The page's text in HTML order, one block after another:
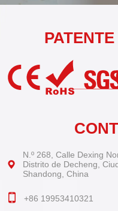
N.º 268, Calle Dexing
Distrito de Decheng,
Shandong, China
+86 19953410321